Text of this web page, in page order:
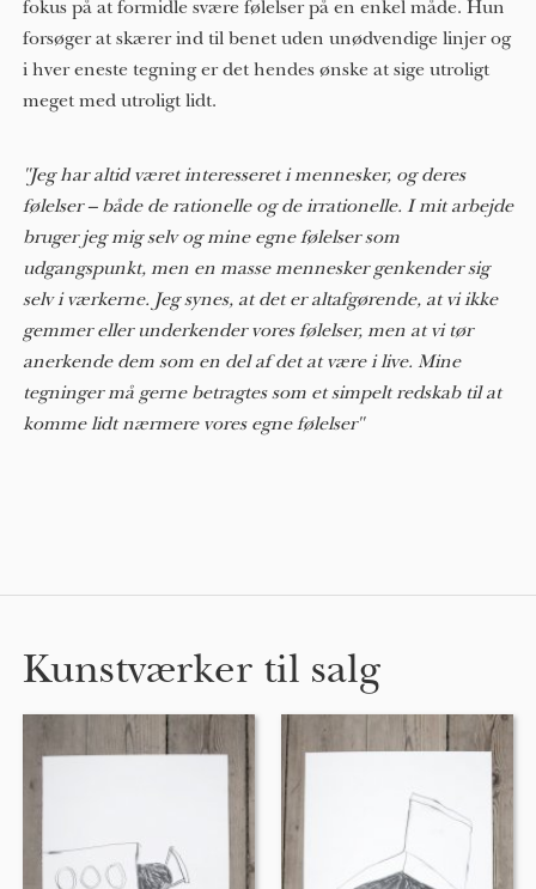
fokus på at formidle svære følelser på en enkel måde. Hun
forsøger at skærer ind til benet uden unødvendige linjer og
i hver eneste tegning er det hendes ønske at sige utroligt
meget med utroligt lidt.
"Jeg har altid været interesseret i mennesker, og deres
følelser – både de rationelle og de irrationelle. I mit arbejde
bruger jeg mig selv og mine egne følelser som
udgangspunkt, men en masse mennesker genkender sig
selv i værkerne. Jeg synes, at det er altafgørende, at vi ikke
gemmer eller underkender vores følelser, men at vi tør
anerkende dem som en del af det at være i live. Mine
tegninger må gerne betragtes som et simpelt redskab til at
komme lidt nærmere vores egne følelser"
Kunstværker til salg